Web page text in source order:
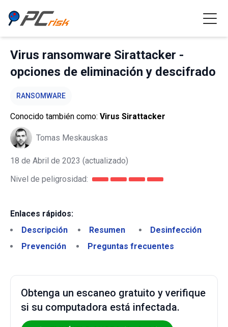
Virus ransomware Sirattacker -
opciones de eliminación y descifrado
RANSOMWARE
Conocido también como: Virus Sirattacker
Tomas Meskauskas
18 de Abril de 2023 (actualizado)
Nivel de peligrosidad:
Enlaces rápidos:
Descripción
Resumen
Desinfección
Prevención
Preguntas frecuentes
Obtenga un escaneo gratuito y verifique
si su computadora está infectada.